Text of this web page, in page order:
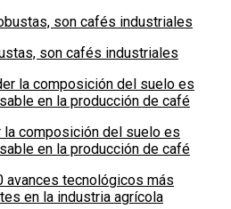
son cafés industriales
la composición del suelo es
en la producción de café